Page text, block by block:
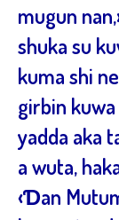
mugun
shuka su
kuma shi
girbin kuwa
yadda aka
a wuta,
‹Ɗan